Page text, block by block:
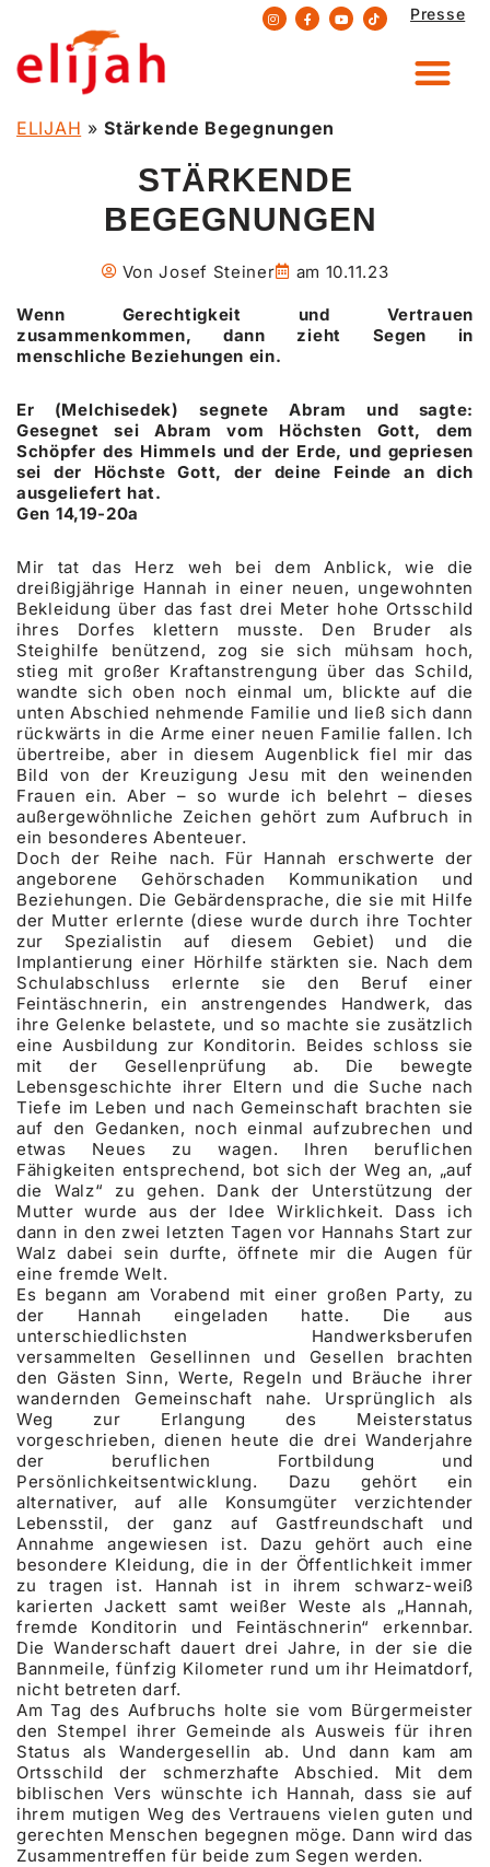
Zum
Inhalt
springen
Presse
ELIJAH »Stärkende Begegnungen
STÄRKENDE
BEGEGNUNGEN
Von Josef Steiner am 10.11.23
Wenn Gerechtigkeit und Vertrauen
zusammenkommen, dann zieht Segen in
menschliche Beziehungen ein.
Er (Melchisedek) segnete Abram und sagte:
Gesegnet sei Abram vom Höchsten Gott, dem
Schöpfer des Himmels und der Erde, und gepriesen
sei der Höchste Gott, der deine Feinde an dich
ausgeliefert hat.
Gen 14,19-20a
Mir tat das Herz weh bei dem Anblick, wie die
dreißigjährige Hannah in einer neuen, ungewohnten
Bekleidung über das fast drei Meter hohe Ortsschild
ihres Dorfes klettern musste. Den Bruder als
Steighilfe benützend, zog sie sich mühsam hoch,
stieg mit großer Kraftanstrengung über das Schild,
wandte sich oben noch einmal um, blickte auf die
unten Abschied nehmende Familie und ließ sich dann
rückwärts in die Arme einer neuen Familie fallen. Ich
übertreibe, aber in diesem Augenblick fiel mir das
Bild von der Kreuzigung Jesu mit den weinenden
Frauen ein. Aber – so wurde ich belehrt – dieses
außergewöhnliche Zeichen gehört zum Aufbruch in
ein besonderes Abenteuer.
Doch der Reihe nach. Für Hannah erschwerte der
angeborene Gehörschaden Kommunikation und
Beziehungen. Die Gebärdensprache, die sie mit Hilfe
der Mutter erlernte (diese wurde durch ihre Tochter
zur Spezialistin auf diesem Gebiet) und die
Implantierung einer Hörhilfe stärkten sie. Nach dem
Schulabschluss erlernte sie den Beruf einer
Feintäschnerin, ein anstrengendes Handwerk, das
ihre Gelenke belastete, und so machte sie zusätzlich
eine Ausbildung zur Konditorin. Beides schloss sie
mit der Gesellenprüfung ab. Die bewegte
Lebensgeschichte ihrer Eltern und die Suche nach
Tiefe im Leben und nach Gemeinschaft brachten sie
auf den Gedanken, noch einmal aufzubrechen und
etwas Neues zu wagen. Ihren beruflichen
Fähigkeiten entsprechend, bot sich der Weg an, „auf
die Walz“ zu gehen. Dank der Unterstützung der
Mutter wurde aus der Idee Wirklichkeit. Dass ich
dann in den zwei letzten Tagen vor Hannahs Start zur
Walz dabei sein durfte, öffnete mir die Augen für
eine fremde Welt.
Es begann am Vorabend mit einer großen Party, zu
der Hannah eingeladen hatte. Die aus
unterschiedlichsten Handwerksberufen
versammelten Gesellinnen und Gesellen brachten
den Gästen Sinn, Werte, Regeln und Bräuche ihrer
wandernden Gemeinschaft nahe. Ursprünglich als
Weg zur Erlangung des Meisterstatus
vorgeschrieben, dienen heute die drei Wanderjahre
der beruflichen Fortbildung und
Persönlichkeitsentwicklung. Dazu gehört ein
alternativer, auf alle Konsumgüter verzichtender
Lebensstil, der ganz auf Gastfreundschaft und
Annahme angewiesen ist. Dazu gehört auch eine
besondere Kleidung, die in der Öffentlichkeit immer
zu tragen ist. Hannah ist in ihrem schwarz-weiß
karierten Jackett samt weißer Weste als „Hannah,
fremde Konditorin und Feintäschnerin“ erkennbar.
Die Wanderschaft dauert drei Jahre, in der sie die
Bannmeile, fünfzig Kilometer rund um ihr Heimatdorf,
nicht betreten darf.
Am Tag des Aufbruchs holte sie vom Bürgermeister
den Stempel ihrer Gemeinde als Ausweis für ihren
Status als Wandergesellin ab. Und dann kam am
Ortsschild der schmerzhafte Abschied. Mit dem
biblischen Vers wünschte ich Hannah, dass sie auf
ihrem mutigen Weg des Vertrauens vielen guten und
gerechten Menschen begegnen möge. Dann wird das
Zusammentreffen für beide zum Segen werden.